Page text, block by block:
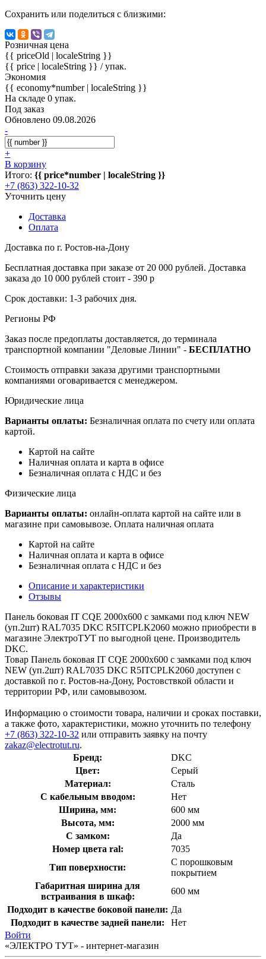
Сохранить или поделиться с близкими:
Розничная цена
{{ priceOld | localeString }}
{{ price | localeString }} / упак.
Экономия
{{ economy*number | localeString }}
На складе 0 упак.
Под заказ
Обновлено 09.08.2026
-
+
В корзину
Итого: {{ price*number | localeString }}
+7 (863) 322-10-32
Уточнить цену
Доставка
Оплата
Доставка по г. Ростов-на-Дону
Бесплатная доставка при заказе от 20 000 рублей. Доставка
заказа до 10 000 рублей стоит - 390 р
Срок доставки: 1-3 рабочих дня.
Регионы РФ
Заказ после предоплаты доставляется, до терминала
транспортной компании "Деловые Линии" - БЕСПЛАТНО
Стоимость отправки заказа другими транспортными
компаниями оговаривается с менеджером.
Юридические лица
Варианты оплаты: Безналичная оплата по счету или оплата
картой.
Картой на сайте
Наличная оплата и карта в офисе
Безналичная оплата с НДС и без
Физические лица
Варианты оплаты: онлайн-оплата картой на сайте или в
магазине при самовывозе. Оплата наличная оплата
Картой на сайте
Наличная оплата и карта в офисе
Безналичная оплата с НДС и без
Описание и характеристики
Отзывы
Панель боковая IT CQE 2000х600 с замками под ключ NEW
(уп.2шт) RAL7035 DKC R5ITCPLK2060 можно приобрести в
магазине ЭлектроТУТ по выгодной цене. Производитель
DKC.
Товар Панель боковая IT CQE 2000х600 с замками под ключ
NEW (уп.2шт) RAL7035 DKC R5ITCPLK2060 доступен с
доставкой по г. Ростов-на-Дону, Ростовствкой области и
территории РФ, или самовывозом.
Информацию о стоимости товара, наличии и сроках поставки,
а также фото, характеристики, можно уточнить по телефону
+7 (863) 322-10-32 или отправить заявку на почту
zakaz@electrotut.ru.
Бренд:
DKC
Цвет:
Серый
Материал:
Сталь
С кабельным вводом:
Нет
Ширина, мм:
600 мм
Высота, мм:
2000 мм
С замком:
Да
Номер цвета ral:
7035
Тип поверхности:
С порошковым
покрытием
Габаритная ширина для
встраивания в шкаф:
600 мм
Подходит в качестве боковой панели: Да
Подходит в качестве задней панели:
Нет
Войти
«ЭЛЕКТРО ТУТ» - интернет-магазин